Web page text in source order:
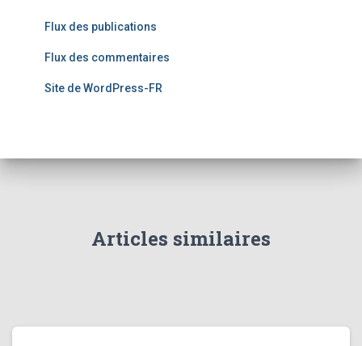
Flux des publications
Flux des commentaires
Site de WordPress-FR
Articles similaires